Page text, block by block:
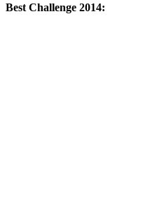
Best Challenge 2014: